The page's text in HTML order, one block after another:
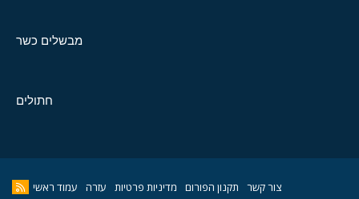
מבשלים כשר
חתולים
צור קשר תקנון הפורום מדיניות פרטיות עזרה עמוד ראשי